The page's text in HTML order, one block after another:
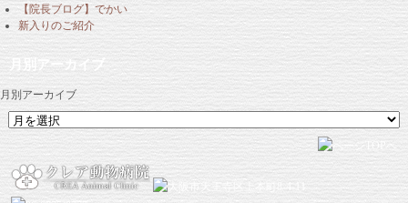
【院長ブログ】でかい
新入りのご紹介
月別アーカイブ
月別アーカイブ